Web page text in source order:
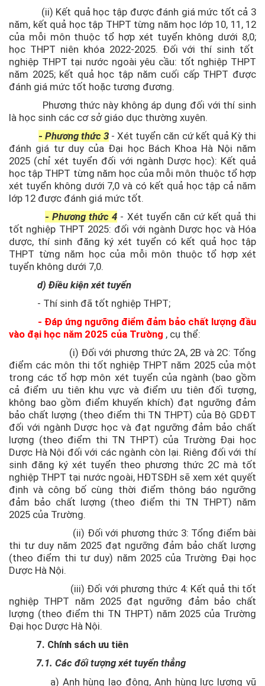
(ii) Kết quả học tập được đánh giá mức tốt cả 3
năm, kết quả học tập THPT từng năm học lớp 10, 11, 12
của mỗi môn thuộc tổ hợp xét tuyển không dưới 8,0;
học THPT niên khóa 2022-2025. Đối với thí sinh tốt
nghiệp THPT tại nước ngoài yêu cầu: tốt nghiệp THPT
năm 2025; kết quả học tập năm cuối cấp THPT được
đánh giá mức tốt hoặc tương đương.
Phương thức này không áp dụng đối với thí sinh
là học sinh các cơ sở giáo dục thường xuyên.
- Phương thức 3 - Xét tuyển căn cứ kết quả Kỳ thi
đánh giá tư duy của Đại học Bách Khoa Hà Nội năm
2025 (chỉ xét tuyển đối với ngành Dược học): Kết quả
học tập THPT từng năm học của mỗi môn thuộc tổ hợp
xét tuyển không dưới 7,0 và có kết quả học tập cả năm
lớp 12 được đánh giá mức tốt.
-Phương thức 4 - Xét tuyển căn cứ kết quả thi
tốt nghiệp THPT 2025: đối với ngành Dược học và Hóa
dược, thí sinh đăng ký xét tuyển có kết quả học tập
THPT từng năm học của mỗi môn thuộc tổ hợp xét
tuyển không dưới 7,0.
d) Điều kiện xét tuyển
- Thí sinh đã tốt nghiệp THPT;
- Đáp ứng ngưỡng điểm đảm bảo chất lượng đầu
vào đại học năm 2025 của Trường , cụ thể:
(i) Đối với phương thức 2A, 2B và 2C: Tổng
điểm các môn thi tốt nghiệp THPT năm 2025 của một
trong các tổ hợp môn xét tuyển của ngành (bao gồm
cả điểm ưu tiên khu vực và điểm ưu tiên đối tượng,
không bao gồm điểm khuyến khích) đạt ngưỡng đảm
bảo chất lượng (theo điểm thi TN THPT) của Bộ GDĐT
đối với ngành Dược học và đạt ngưỡng đảm bảo chất
lượng (theo điểm thi TN THPT) của Trường Đại học
Dược Hà Nội đối với các ngành còn lại. Riêng đối với thí
sinh đăng ký xét tuyển theo phương thức 2C mà tốt
nghiệp THPT tại nước ngoài, HĐTSĐH sẽ xem xét quyết
định và công bố cùng thời điểm thông báo ngưỡng
đảm bảo chất lượng (theo điểm thi TN THPT) năm
2025 của Trường.
(ii) Đối với phương thức 3: Tổng điểm bài
thi tư duy năm 2025 đạt ngưỡng đảm bảo chất lượng
(theo điểm thi tư duy) năm 2025 của Trường Đại học
Dược Hà Nội.
(iii) Đối với phương thức 4: Kết quả thi tốt
nghiệp THPT năm 2025 đạt ngưỡng đảm bảo chất
lượng (theo điểm thi TN THPT) năm 2025 của Trường
Đại học Dược Hà Nội.
7. Chính sách ưu tiên
7.1. Các đối tượng xét tuyển thẳng
a) Anh hùng lao động, Anh hùng lực lượng vũ